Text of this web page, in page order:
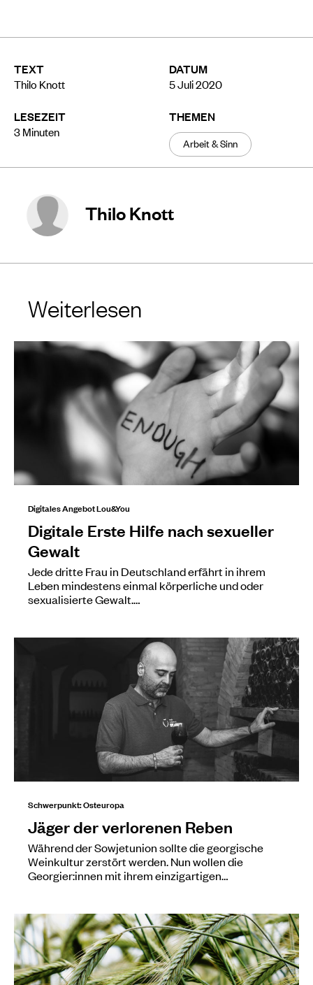
TEXT
Thilo Knott
LESEZEIT
3Minuten
DATUM
5 Juli 2020
THEMEN
Arbeit & Sinn
Thilo Knott
Weiterlesen
Digitales Angebot Lou&You
Digitale Erste Hilfe nach sexueller
Gewalt
Jede dritte Frau in Deutschland erfährt in ihrem
Leben mindestens einmal körperliche und oder
sexualisierte Gewalt.…
Schwerpunkt: Osteuropa
Jäger der verlorenen Reben
Während der Sowjetunion sollte die georgische
Weinkultur zerstört werden. Nun wollen die
Georgier:innen mit ihrem einzigartigen…